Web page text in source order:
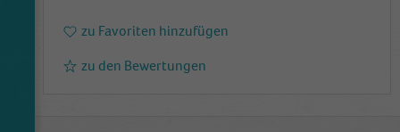
zu Favoriten hinzufügen
zu den Bewertungen